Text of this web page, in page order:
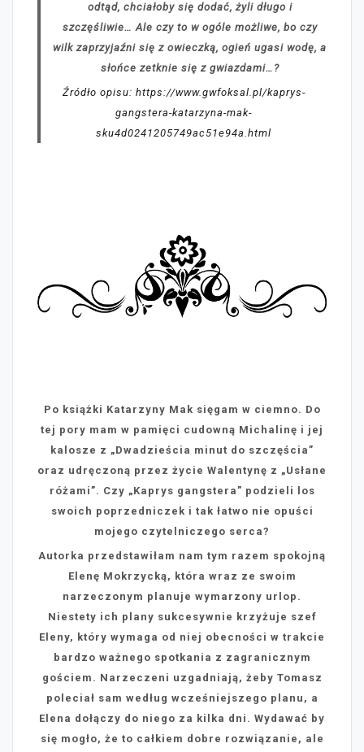
odtąd, chciałoby się dodać, żyli długo i
szczęśliwie… Ale czy to w ogóle możliwe, bo czy
wilk zaprzyjaźni się z owieczką, ogień ugasi wodę, a
słońce zetknie się z gwiazdami…?
Źródło opisu: https://www.gwfoksal.pl/kaprys-
gangstera-katarzyna-mak-
sku4d0241205749ac51e94a.html
Po książki Katarzyny Mak sięgam w ciemno. Do
tej pory mam w pamięci cudowną Michalinę i jej
kalosze z „Dwadzieścia minut do szczęścia”
oraz udręczoną przez życie Walentynę z „Usłane
różami”. Czy „Kaprys gangstera” podzieli los
swoich poprzedniczek i tak łatwo nie opuści
mojego czytelniczego serca?
Autorka przedstawiłam nam tym razem spokojną
Elenę Mokrzycką, która wraz ze swoim
narzeczonym planuje wymarzony urlop.
Niestety ich plany sukcesywnie krzyżuje szef
Eleny, który wymaga od niej obecności w trakcie
bardzo ważnego spotkania z zagranicznym
gościem. Narzeczeni uzgadniają, żeby Tomasz
poleciał sam według wcześniejszego planu, a
Elena dołączy do niego za kilka dni. Wydawać by
się mogło, że to całkiem dobre rozwiązanie, ale